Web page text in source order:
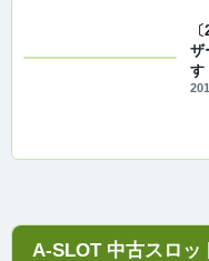
ザ
す
A-SLOT 中古スロッ